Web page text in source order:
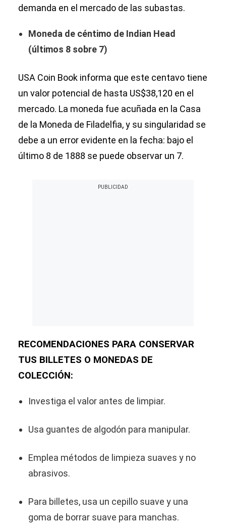
demanda en el mercado de las subastas.
Moneda de céntimo de Indian Head
(últimos 8 sobre 7)
USA Coin Book informa que este centavo tiene
un valor potencial de hasta US$38,120 en el
mercado. La moneda fue acuñada en la Casa
de la Moneda de Filadelfia, y su singularidad se
debe a un error evidente en la fecha: bajo el
último 8 de 1888 se puede observar un 7.
RECOMENDACIONES PARA CONSERVAR
TUS BILLETES O MONEDAS DE
COLECCIÓN:
Investiga el valor antes de limpiar.
Usa guantes de algodón para manipular.
Emplea métodos de limpieza suaves y no
abrasivos.
Para billetes, usa un cepillo suave y una
goma de borrar suave para manchas.